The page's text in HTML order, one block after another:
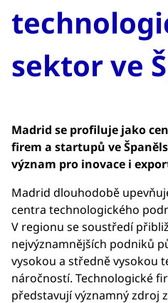
sektor ve
Madrid se profiluje jako
firem a startupů ve
význam pro inovace i
Madrid dlouhodobě
centra technologického
V regionu se soustředí
nejvýznamnějších podniků
vysokou a středně vysokou
náročností. Technologické
představují významný zdroj